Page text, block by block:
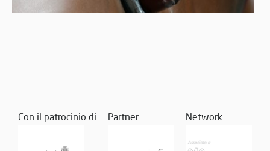
Con il patrocinio di Partner Network